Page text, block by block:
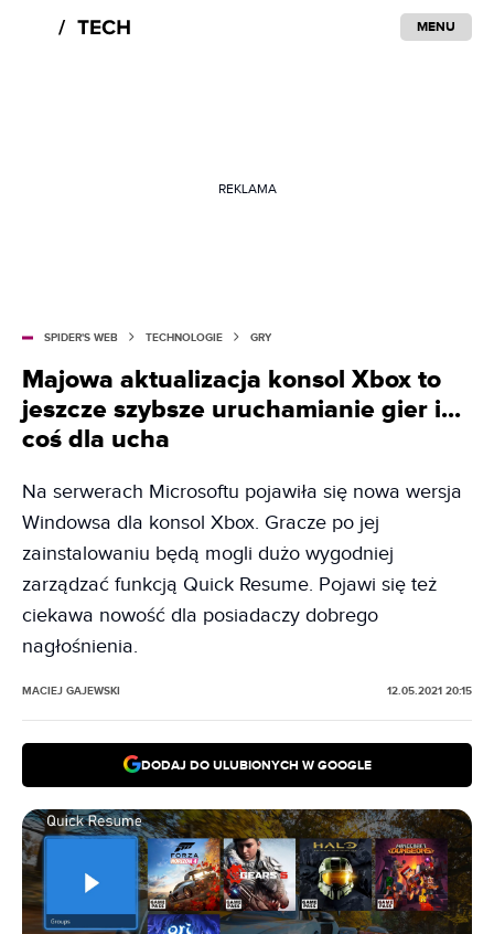
MENU
REKLAMA
SPIDER'S WEB TECHNOLOGIE GRY
Majowa aktualizacja konsol Xbox to
jeszcze szybsze uruchamianie gier i...
coś dla ucha
Na serwerach Microsoftu pojawiła się nowa wersja
Windowsa dla konsol Xbox. Gracze po jej
zainstalowaniu będą mogli dużo wygodniej
zarządzać funkcją Quick Resume. Pojawi się też
ciekawa nowość dla posiadaczy dobrego
nagłośnienia.
MACIEJ GAJEWSKI 12.05.2021 20:15
DODAJ DO ULUBIONYCH W GOOGLE